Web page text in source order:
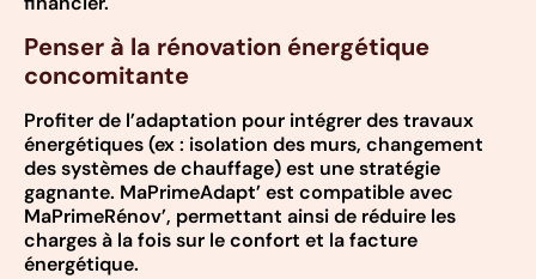
Penser à la rénovation énergétique
concomitante
Profiter de l’adaptation pour intégrer des travaux
énergétiques (ex : isolation des murs, changement
des systèmes de chauffage) est une stratégie
gagnante. MaPrimeAdapt’ est compatible avec
MaPrimeRénov’, permettant ainsi de réduire les
charges à la fois sur le confort et la facture
énergétique.